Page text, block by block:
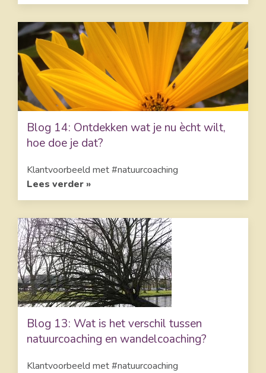
Blog 14: Ontdekken wat je nu ècht wilt,
hoe doe je dat?
Klantvoorbeeld met #natuurcoaching
Lees verder »
Blog 13: Wat is het verschil tussen
natuurcoaching en wandelcoaching?
Klantvoorbeeld met #natuurcoaching